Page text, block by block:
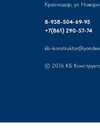
Краснодар, ул.
8-938-504-69-95
+7(861) 290-57-74
kb-
© 2016 КБ